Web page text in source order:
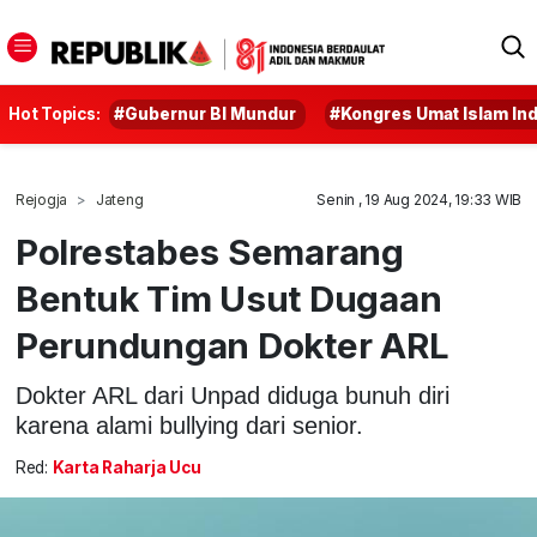
Hot Topics: #Gubernur BI Mundur #Kongres Umat Islam
Rejogja Jateng Senin , 19 Aug 2024, 19:33 WIB
Polrestabes Semarang
Bentuk Tim Usut Dugaan
Perundungan Dokter ARL
Dokter ARL dari Unpad diduga bunuh diri
karena alami bullying dari senior.
Red: Karta Raharja Ucu